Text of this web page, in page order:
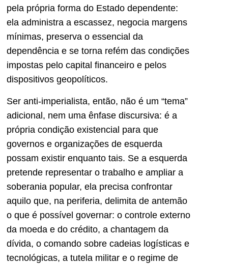
pela própria forma do Estado dependente:
ela administra a escassez, negocia margens
mínimas, preserva o essencial da
dependência e se torna refém das condições
impostas pelo capital financeiro e pelos
dispositivos geopolíticos.
Ser anti-imperialista, então, não é um “tema”
adicional, nem uma ênfase discursiva: é a
própria condição existencial para que
governos e organizações de esquerda
possam existir enquanto tais. Se a esquerda
pretende representar o trabalho e ampliar a
soberania popular, ela precisa confrontar
aquilo que, na periferia, delimita de antemão
o que é possível governar: o controle externo
da moeda e do crédito, a chantagem da
dívida, o comando sobre cadeias logísticas e
tecnológicas, a tutela militar e o regime de